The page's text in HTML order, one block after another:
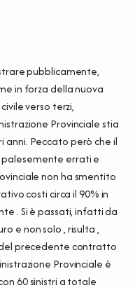
pubblicamente,
in forza della nuova
verso terzi,
Provinciale stia
Peccato però che il
errati e
non ha smentito
costi circa il 90% in
. Si è passati, infatti da
e non solo , risulta ,
precedente contratto
Provinciale è
60 sinistri a totale